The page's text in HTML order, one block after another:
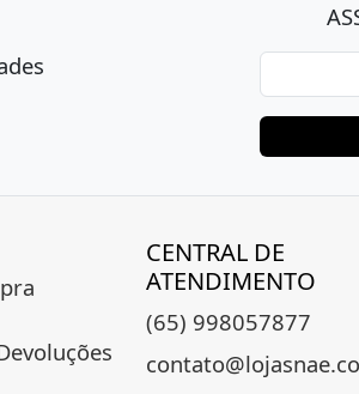
CENTRAL DE
ATENDIMENTO
(65) 998057877